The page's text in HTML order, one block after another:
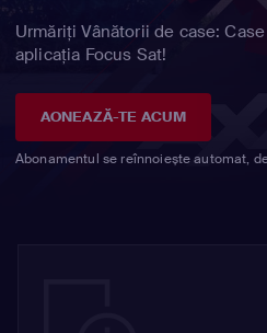
Urmăriți Vânătorii de case:
aplicația Focus Sat!
AONEAZĂ-TE ACUM
Abonamentul se reînnoiește automat,